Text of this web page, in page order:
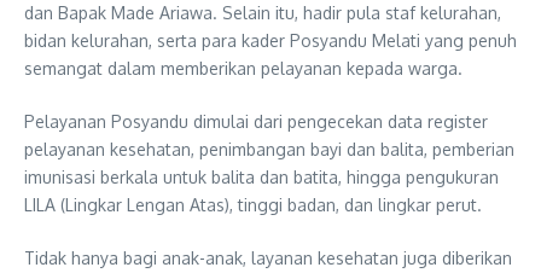
dan Bapak Made Ariawa. Selain itu, hadir pula staf kelurahan,
bidan kelurahan, serta para kader Posyandu Melati yang penuh
semangat dalam memberikan pelayanan kepada warga.
Pelayanan Posyandu dimulai dari pengecekan data register
pelayanan kesehatan, penimbangan bayi dan balita, pemberian
imunisasi berkala untuk balita dan batita, hingga pengukuran
LILA (Lingkar Lengan Atas), tinggi badan, dan lingkar perut.
Tidak hanya bagi anak-anak, layanan kesehatan juga diberikan